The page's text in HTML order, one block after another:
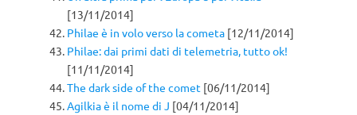
[13/11/2014]
Philae è in volo verso la cometa [12/11/2014]
Philae: dai primi dati di telemetria, tutto ok!
[11/11/2014]
The dark side of the comet [06/11/2014]
Agilkia è il nome di J [04/11/2014]